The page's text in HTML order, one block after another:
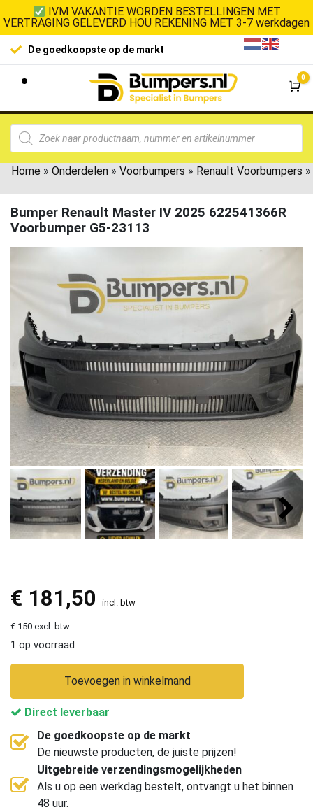
IVM VAKANTIE WORDEN BESTELLINGEN MET
VERTRAGING GELEVERD HOU REKENING MET 3-7 werkdagen
De goedkoopste op de markt
0
Home » Onderdelen » Voorbumpers » Renault Voorbumpers »
Bumper Renault Master IV 2025 622541366R
Voorbumper G5-23113
€ 181,50 incl. btw
€ 150 excl. btw
1 op voorraad
Toevoegen in winkelmand
Direct leverbaar
De goedkoopste op de markt
De nieuwste producten, de juiste prijzen!
Uitgebreide verzendingsmogelijkheden
Als u op een werkdag bestelt, ontvangt u het binnen
48 uur.